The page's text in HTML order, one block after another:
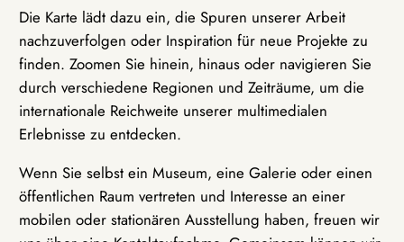
Die Karte lädt dazu ein, die Spuren unserer Arbeit
nachzuverfolgen oder Inspiration für neue Projekte zu
finden. Zoomen Sie hinein, hinaus oder navigieren Sie
durch verschiedene Regionen und Zeiträume, um die
internationale Reichweite unserer multimedialen
Erlebnisse zu entdecken.
Wenn Sie selbst ein Museum, eine Galerie oder einen
öffentlichen Raum vertreten und Interesse an einer
mobilen oder stationären Ausstellung haben, freuen wir